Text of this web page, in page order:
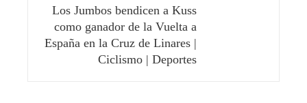
Los Jumbos bendicen a Kuss
como ganador de la Vuelta a
España en la Cruz de Linares |
Ciclismo | Deportes